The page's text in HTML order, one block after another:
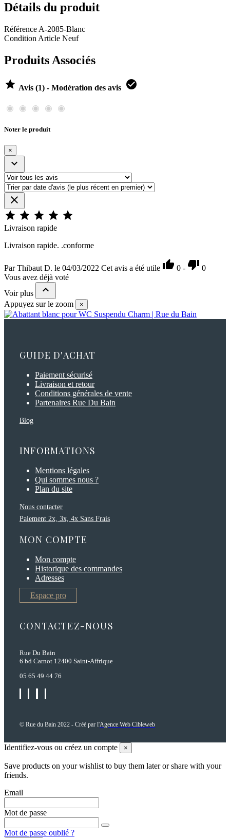
Détails du produit
Référence A-2085-Blanc
Condition Article Neuf
Produits Associés
 Avis (1) - Modération des avis 
Noter le produit
×


    
Livraison rapide
Livraison rapide. .conforme
Par Thibaut D. le 04/03/2022 Cet avis a été utile  0 -  0
Vous avez déjà voté
Voir plus

Appuyez sur le zoom ×
GUIDE D'ACHAT
Paiement sécurisé
Livraison et retour
Conditions générales de vente
Partenaires Rue Du Bain
Blog
INFORMATIONS
Mentions légales
Qui sommes nous ?
Plan du site
Nous contacter
Paiement 2x, 3x, 4x Sans Frais
MON COMPTE
Mon compte
Historique des commandes
Adresses
Espace pro
CONTACTEZ-NOUS
Rue Du Bain
6 bd Carnot 12400 Saint-Affrique
05 65 49 44 76
© Rue du Bain 2022 - Créé par l'Agence Web Cibleweb
Identifiez-vous ou créez un compte ×
Save products on your wishlist to buy them later or share with your
friends.
Email
Mot de passe
Mot de passe oublié ?